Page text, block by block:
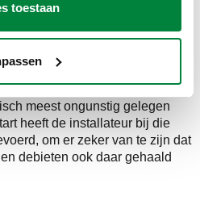
toestaankostenverdeling.
ook een hydraulische
van het studiebureau
met Caleffi aan de hand
Hydronic Design. Dit pakket
meest ongunstig gelegen
heeft de installateur bij die
om er zeker van te zijn dat
debieten ook daar gehaald